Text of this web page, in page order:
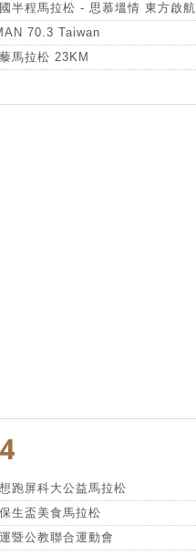
半程馬拉松 - 思慕塭情 東方啟航
70.3 Taiwan
馬拉松 23KM
跑屏科大公益馬拉松
生盃美食馬拉松
暨公教聯合運動會